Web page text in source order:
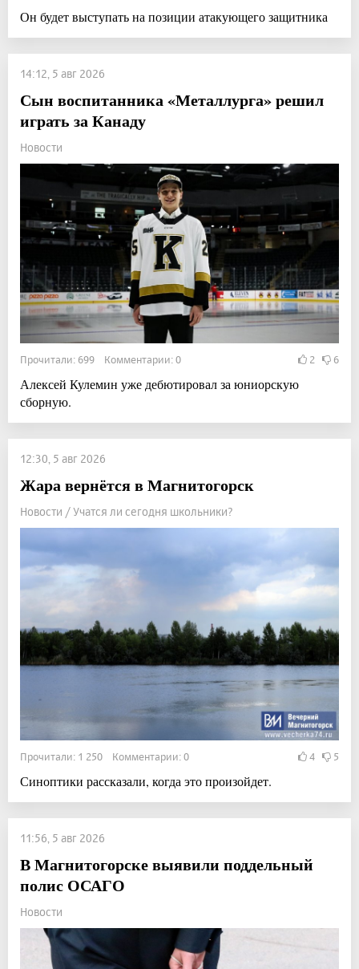
Он будет выступать на позиции атакующего защитника
14:12, 5 авг 2026
Сын воспитанника «Металлурга» решил
играть за Канаду
Новости
Прочитали: 699 Комментарии: 0 2 6
Алексей Кулемин уже дебютировал за юниорскую
сборную.
12:30, 5 авг 2026
Жара вернётся в Магнитогорск
Новости / Учатся ли сегодня школьники?
Прочитали: 1 250 Комментарии: 0 4 5
Синоптики рассказали, когда это произойдет.
11:56, 5 авг 2026
В Магнитогорске выявили поддельный
полис ОСАГО
Новости